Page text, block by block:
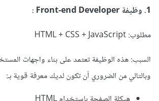
1. وظيفة Front-end Developer :
مطلوب: HTML + CSS + JavaScript
السبب: هذه الوظيفة تعتمد على بناء واجهات
وبالتالي من الضروري أن تكون لديك معرفة قوية بـ: